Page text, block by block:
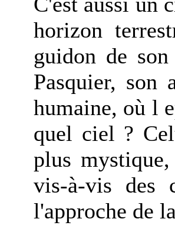
horizon
guidon de
Pasquier, son
humaine, où l
quel ciel ?
plus
vis-à-vis des
l'approche de